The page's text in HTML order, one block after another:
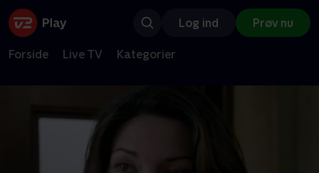
Log ind Prøv nu
Forside Live TV Kategorier